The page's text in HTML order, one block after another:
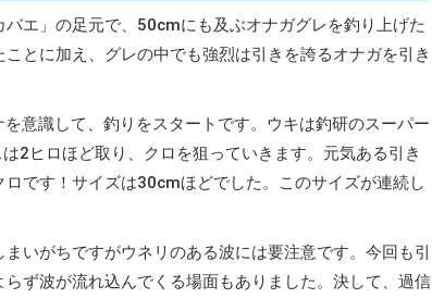
エ」の足元で、50cmにも及ぶオナガグレを釣り上げた
とに加え、グレの中でも強烈は引きを誇るオナガを引き
意識して、釣りをスタートです。ウキは釣研のスーパー
2ヒロほど取り、クロを狙っていきます。元気ある引き
です！サイズは30cmほどでした。このサイズが連続し
いがちですがウネリのある波には要注意です。今回も引
ず波が流れ込んでくる場面もありました。決して、過信